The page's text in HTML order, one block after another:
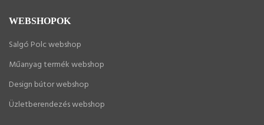
WEBSHOPOK
Salgó Polc webshop
Műanyag termék webshop
Design bútor webshop
Üzletberendezés webshop